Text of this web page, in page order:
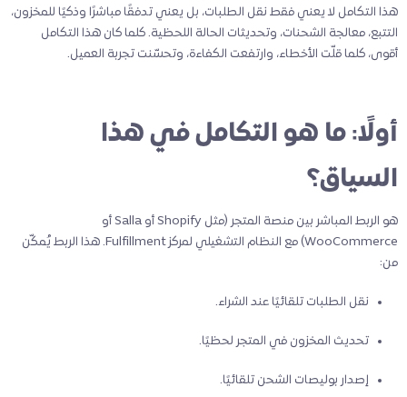
هذا التكامل لا يعني فقط نقل الطلبات، بل يعني تدفقًا مباشرًا وذكيًا للمخزون،
التتبع، معالجة الشحنات، وتحديثات الحالة اللحظية. كلما كان هذا التكامل
أقوى، كلما قلّت الأخطاء، وارتفعت الكفاءة، وتحسّنت تجربة العميل.
أولًا: ما هو التكامل في هذا
السياق؟
هو الربط المباشر بين منصة المتجر (مثل Shopify أو Salla أو
WooCommerce) مع النظام التشغيلي لمركز Fulfillment. هذا الربط يُمكّن
من:
نقل الطلبات تلقائيًا عند الشراء.
تحديث المخزون في المتجر لحظيًا.
إصدار بوليصات الشحن تلقائيًا.